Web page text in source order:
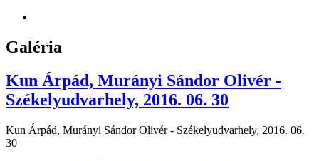
Galéria
Kun Árpád, Murányi Sándor Olivér -
Székelyudvarhely, 2016. 06. 30
Kun Árpád, Murányi Sándor Olivér - Székelyudvarhely, 2016. 06.
30